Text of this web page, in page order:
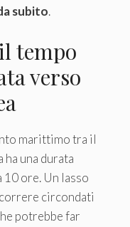
subito.
tempo
verso
marittimo tra il
una durata
10 ore. Un lasso
circondati
potrebbe far